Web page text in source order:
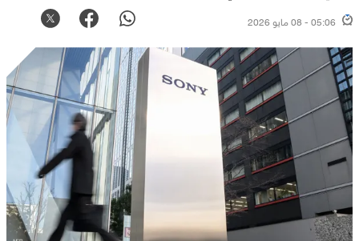
05:06 - 08 مايو 2026